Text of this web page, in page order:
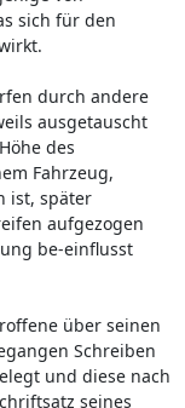
sich für den
durch andere
ausgetauscht
des
Fahrzeug,
ist, später
aufgezogen
be-einflusst
über seinen
Schreiben
und diese nach
seines